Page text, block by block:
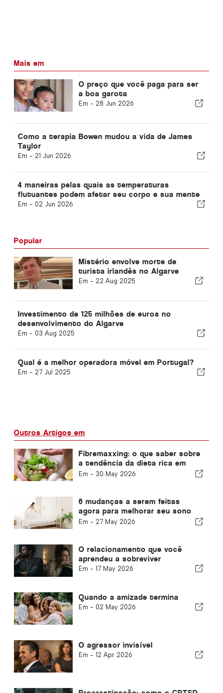
Mais em
O preço que você paga para ser
a boa garota
Em - 28 Jun 2026
Como a terapia Bowen mudou a vida de James
Taylor
Em - 21 Jun 2026
4 maneiras pelas quais as temperaturas
flutuantes podem afetar seu corpo e sua mente
Em - 02 Jun 2026
Popular
Mistério envolve morte de
turista irlandês no Algarve
Em - 22 Aug 2025
Investimento de 125 milhões de euros no
desenvolvimento do Algarve
Em - 03 Aug 2025
Qual é a melhor operadora móvel em Portugal?
Em - 27 Jul 2025
Outros Artigos em
Fibremaxxing: o que saber sobre
a tendência da dieta rica em
fibras
Em - 30 May 2026
6 mudanças a serem feitas
agora para melhorar seu sono
em climas quentes
Em - 27 May 2026
O relacionamento que você
aprendeu a sobreviver
Em - 17 May 2026
Quando a amizade termina
Em - 02 May 2026
O agressor invisível
Em - 12 Apr 2026